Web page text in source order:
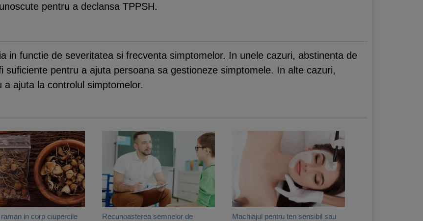
pentru a declansa TPPSH.
in functie de severitatea si frecventa simptomelor. In unele cazuri, abstinenta de
suficiente pentru a ajuta persoana sa gestioneze simptomele. In alte cazuri,
ajuta la controlul simptomelor.
in corp ciupercile
Recunoasterea semnelor de
Machiajul pentru ten sensibil sau